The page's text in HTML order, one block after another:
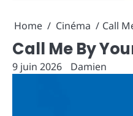
Home Cinéma Call
Call Me By
9 juin 2026 Damien